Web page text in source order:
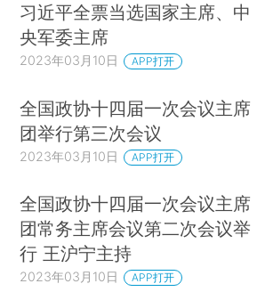
习近平全票当选国家主席、中
央军委主席
2023年03月10日 APP打开
全国政协十四届一次会议主席
团举行第三次会议
2023年03月10日 APP打开
全国政协十四届一次会议主席
团常务主席会议第二次会议举
行 王沪宁主持
2023年03月10日 APP打开